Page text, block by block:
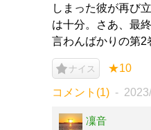
しまった彼が再び
は十分。さあ、最
言わんばかりの第2
ナイス ★10
コメント(1)
凜音